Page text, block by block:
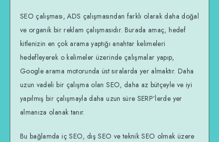
SEO çalışması, ADS çalışmasından farklı olarak daha doğal
ve organik bir reklam çalışmasıdır. Burada amaç, hedef
kitlenizin en çok arama yaptığı anahtar kelimeleri
hedefleyerek o kelimeler üzerinde çalışmalar yapıp,
Google arama motorunda üst sıralarda yer almaktır. Daha
uzun vadeli bir çalışma olan SEO, daha az bütçeyle ve iyi
yapılmış bir çalışmayla daha uzun süre SERP’lerde yer
almanıza olanak tanır.
Bu bağlamda iç SEO, dış SEO ve teknik SEO olmak üzere